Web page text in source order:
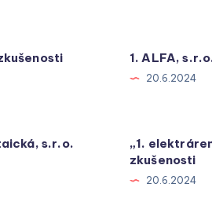
1. ALFA,
20.6.2024
s.r.o.
„1.
zkušenosti
20.6.2024